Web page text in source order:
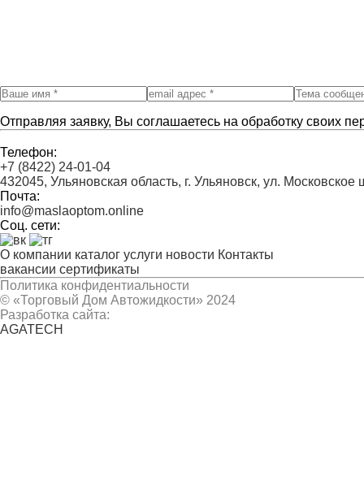
Отправляя заявку, Вы соглашаетесь на обработку своих
Телефон:
+7 (8422) 24-01-04
432045, Ульяновская область, г. Ульяновск, ул.
Почта:
info@maslaoptom.online
Соц. сети:
О компании каталог услуги новости Контакты
вакансии сертификаты
Политика конфидентиальности
© «Торговый Дом Автожидкости» 2024
Разработка сайта:
AGATECH